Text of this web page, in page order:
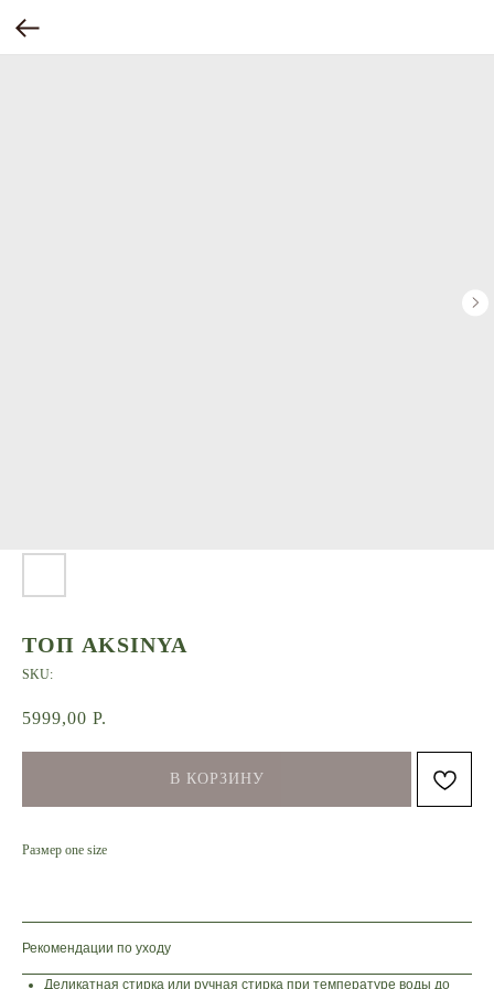
ТОП AKSINYA
SKU:
5999,00 Р.
В КОРЗИНУ
Размер one size
Рекомендации по уходу
Деликатная стирка или ручная стирка при температуре воды до